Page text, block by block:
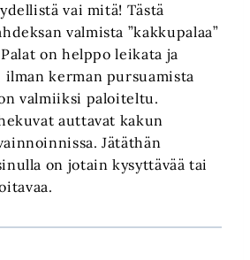
vai mitä! Tästä
valmista ”kakkupalaa”
on helppo leikata ja
ilman kerman pursuamista
valmiiksi paloiteltu.
auttavat kakun
Jätäthän
on jotain kysyttävää tai